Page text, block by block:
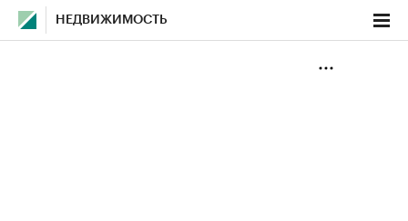
НЕДВИЖИМОСТЬ